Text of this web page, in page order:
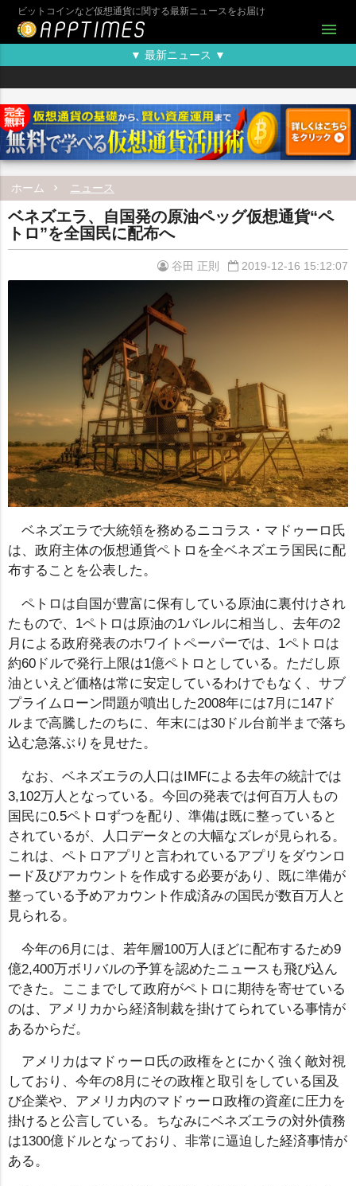
ビットコインなど仮想通貨に関する最新ニュースをお届け
menu
▼ 最新ニュース ▼
ホーム ニュース
ベネズエラ、自国発の原油ペッグ仮想通貨“ペ
トロ”を全国民に配布へ
谷田 正則 2019-12-16 15:12:07
ベネズエラで大統領を務めるニコラス・マドゥーロ氏
は、政府主体の仮想通貨ペトロを全ベネズエラ国民に配
布することを公表した。
ペトロは自国が豊富に保有している原油に裏付けされ
たもので、1ペトロは原油の1バレルに相当し、去年の2
月による政府発表のホワイトペーパーでは、1ペトロは
約60ドルで発行上限は1億ペトロとしている。ただし原
油といえど価格は常に安定しているわけでもなく、サブ
プライムローン問題が噴出した2008年には7月に147ド
ルまで高騰したのちに、年末には30ドル台前半まで落ち
込む急落ぶりを見せた。
なお、ベネズエラの人口はIMFによる去年の統計では
3,102万人となっている。今回の発表では何百万人もの
国民に0.5ペトロずつを配り、準備は既に整っていると
されているが、人口データとの大幅なズレが見られる。
これは、ペトロアプリと言われているアプリをダウンロ
ード及びアカウントを作成する必要があり、既に準備が
整っている予めアカウント作成済みの国民が数百万人と
見られる。
今年の6月には、若年層100万人ほどに配布するため9
億2,400万ボリバルの予算を認めたニュースも飛び込ん
できた。ここまでして政府がペトロに期待を寄せている
のは、アメリカから経済制裁を掛けてられている事情が
あるからだ。
アメリカはマドゥーロ氏の政権をとにかく強く敵対視
しており、今年の8月にその政権と取引をしている国及
び企業や、アメリカ内のマドゥーロ政権の資産に圧力を
掛けると公言している。ちなみにベネズエラの対外債務
は1300億ドルとなっており、非常に逼迫した経済事情が
ある。